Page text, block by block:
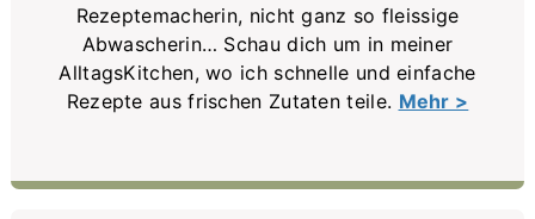
Rezeptemacherin, nicht ganz so fleissige
Abwascherin… Schau dich um in meiner
AlltagsKitchen, wo ich schnelle und einfache
Rezepte aus frischen Zutaten teile. Mehr >